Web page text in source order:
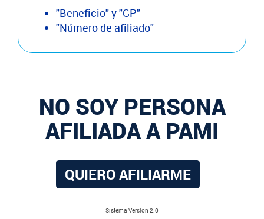
"Beneficio" y "GP"
"Número de afiliado"
NO SOY PERSONA
AFILIADA A PAMI
QUIERO AFILIARME
Sistema Versíon 2.0